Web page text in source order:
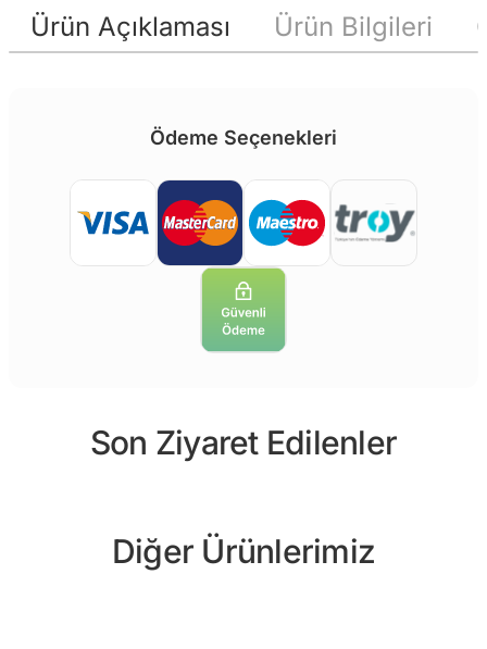
Ürün Açıklaması Ürün Bilgileri
Ödeme Seçenekleri
Son Ziyaret Edilenler
Diğer Ürünlerimiz